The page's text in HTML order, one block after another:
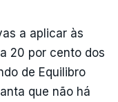
a aplicar às
20 por cento dos
de Equilibro
que não há